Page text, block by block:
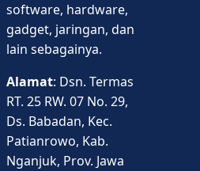
software, hardware,
gadget, jaringan, dan
lain sebagainya.
Alamat: Dsn. Termas
RT. 25 RW. 07 No. 29,
Ds. Babadan, Kec.
Patianrowo, Kab.
Nganjuk, Prov. Jawa